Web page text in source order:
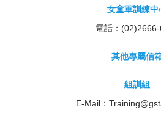
女童軍訓練中
電話：
其他專屬信
組訓組
E-Mail：